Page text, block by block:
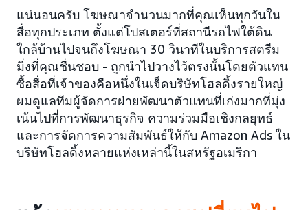
แน่นอนครับ โฆษณาจำนวนมากที่คุณเห็นทุกวันใน
สื่อทุกประเภท ตั้งแต่โปสเตอร์ที่สถานีรถไฟใต้ดิน
ใกล้บ้านไปจนถึงโฆษณา 30 วินาทีในบริการสตรีม
มิ่งที่คุณชื่นชอบ - ถูกนำไปวางไว้ตรงนั้นโดยตัวแทน
ซื้อสื่อที่เจ้าของคือหนึ่งในเจ็ดบริษัทโฮลดิ้งรายใหญ่
ผมดูแลทีมผู้จัดการฝ่ายพัฒนาตัวแทนที่เก่งมากที่มุ่ง
เน้นไปที่การพัฒนาธุรกิจ ความร่วมมือเชิงกลยุทธ์
และการจัดการความสัมพันธ์ให้กับ Amazon Ads ใน
บริษัทโฮลดิ้งหลายแห่งเหล่านี้ในสหรัฐอเมริกา